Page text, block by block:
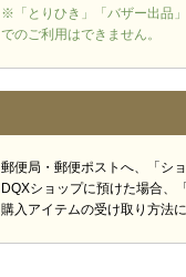
※「とりひき」「バザー出品」
でのご利用はできません。
郵便局・郵便ポストへ、「シ
DQXショップに預けた場合、
購入アイテムの受け取り方法